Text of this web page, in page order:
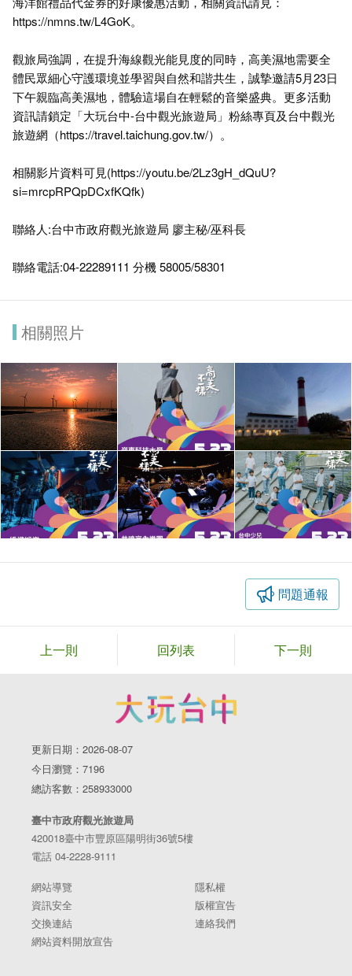
https://nmns.tw/L4GoK。
觀旅局強調，在提升海線觀光能見度的同時，高美濕地需要全
體民眾細心守護環境並學習與自然和諧共生，誠摯邀請5月23日
下午親臨高美濕地，體驗這場自在輕鬆的音樂盛典。更多活動
資訊請鎖定「大玩台中-台中觀光旅遊局」粉絲專頁及台中觀光
旅遊網（https://travel.taichung.gov.tw/）。
相關影片資料可見(https://youtu.be/2Lz3gH_dQuU?
si=mrcpRPQpDCxfKQfk)
聯絡人:台中市政府觀光旅遊局 廖主秘/巫科長
聯絡電話:04-22289111 分機 58005/58301
相關照片
問題通報
上一則 回列表 下一則
更新日期：2026-08-07
今日瀏覽：7196
總訪客數：258933000
臺中市政府觀光旅遊局
420018臺中市豐原區陽明街36號5樓
電話 04-2228-9111
網站導覽
隱私權
資訊安全
版權宣告
交換連結
連絡我們
網站資料開放宣告